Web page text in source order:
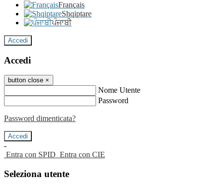
Français
Shqiptare
ਪੰਜਾਬੀ
Accedi
Accedi
button close ×
Nome Utente
Password
Password dimenticata?
-
Entra con SPID Entra con CIE
Seleziona utente